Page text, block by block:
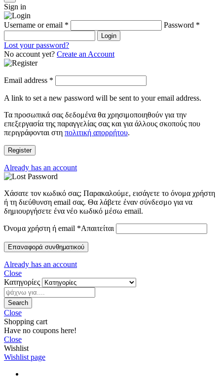
Sign in
Username or email * Password *
Login
Lost your password?
No account yet? Create an Account
Email address *
A link to set a new password will be sent to your email address.
Τα προσωπικά σας δεδομένα θα χρησιμοποιηθούν για την
επεξεργασία της παραγγελίας σας και για άλλους σκοπούς που
περιγράφονται στη πολιτική απορρήτου.
Register
Already has an account
Χάσατε τον κωδικό σας; Παρακαλούμε, εισάγετε το όνομα χρήστη
ή τη διεύθυνση email σας. Θα λάβετε έναν σύνδεσμο για να
δημιουργήσετε ένα νέο κωδικό μέσω email.
Όνομα χρήστη ή email *Απαιτείται
Επαναφορά συνθηματικού
Already has an account
Close
Κατηγορίες
Search
Close
Shopping cart
Have no coupons here!
Close
Wishlist
Wishlist page